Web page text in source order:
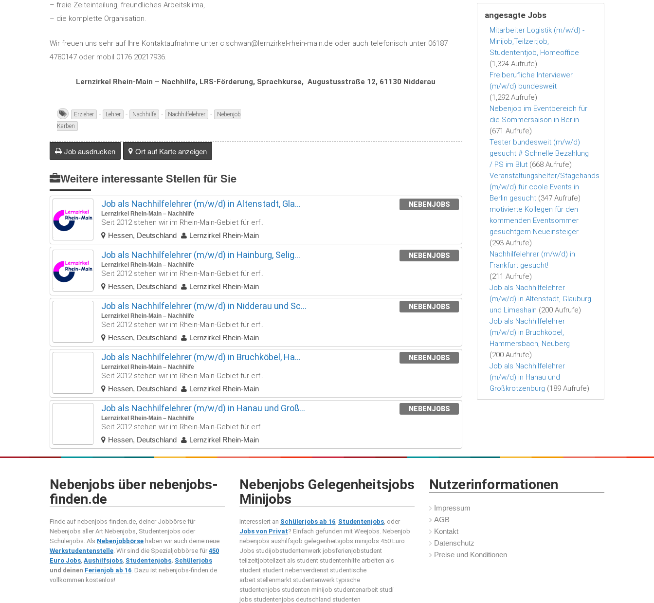
– freie Zeiteinteilung, freundliches Arbeitsklima,
– die komplette Organisation.
Wir freuen uns sehr auf Ihre Kontaktaufnahme unter c.schwan@lernzirkel-rhein-main.de oder auch telefonisch unter 06187
4780147 oder mobil 0176 20217936.
Lernzirkel Rhein-Main – Nachhilfe, LRS-Förderung, Sprachkurse, Augustusstraße 12, 61130 Nidderau
Erzieher - Lehrer - Nachhilfe - Nachhilfelehrer -
Nebenjob
Karben
Job ausdrucken Ort auf Karte anzeigen
Weitere interessante Stellen für Sie
Job als Nachhilfelehrer (m/w/d) in Altenstadt, Gla...
Lernzirkel Rhein-Main – Nachhilfe
NEBENJOBS
Seit 2012 stehen wir im Rhein-Main-Gebiet für erf..
Hessen, Deutschland Lernzirkel Rhein-Main
Job als Nachhilfelehrer (m/w/d) in Hainburg, Selig...
Lernzirkel Rhein-Main – Nachhilfe
NEBENJOBS
Seit 2012 stehen wir im Rhein-Main-Gebiet für erf..
Hessen, Deutschland Lernzirkel Rhein-Main
Job als Nachhilfelehrer (m/w/d) in Nidderau und Sc...
Lernzirkel Rhein-Main – Nachhilfe
NEBENJOBS
Seit 2012 stehen wir im Rhein-Main-Gebiet für erf..
Hessen, Deutschland Lernzirkel Rhein-Main
Job als Nachhilfelehrer (m/w/d) in Bruchköbel, Ha...
Lernzirkel Rhein-Main – Nachhilfe
NEBENJOBS
Seit 2012 stehen wir im Rhein-Main-Gebiet für erf..
Hessen, Deutschland Lernzirkel Rhein-Main
Job als Nachhilfelehrer (m/w/d) in Hanau und Groß...
Lernzirkel Rhein-Main – Nachhilfe
NEBENJOBS
Seit 2012 stehen wir im Rhein-Main-Gebiet für erf..
Hessen, Deutschland Lernzirkel Rhein-Main
angesagte Jobs
Mitarbeiter Logistik (m/w/d) -
Minijob,Teilzeitjob,
Studententjob, Homeoffice
(1,324 Aufrufe)
Freiberufliche Interviewer
(m/w/d) bundesweit
(1,292 Aufrufe)
Nebenjob im Eventbereich für
die Sommersaison in Berlin
(671 Aufrufe)
Tester bundesweit (m/w/d)
gesucht # Schnelle Bezahlung
/ PS im Blut(668 Aufrufe)
Veranstaltungshelfer/Stagehands
(m/w/d) für coole Events in
Berlin gesucht(347 Aufrufe)
motivierte Kollegen für den
kommenden Eventsommer
gesuchtgern Neueinsteiger
(293 Aufrufe)
Nachhilfelehrer (m/w/d) in
Frankfurt gesucht!
(211 Aufrufe)
Job als Nachhilfelehrer
(m/w/d) in Altenstadt, Glauburg
und Limeshain (200 Aufrufe)
Job als Nachhilfelehrer
(m/w/d) in Bruchköbel,
Hammersbach, Neuberg
(200 Aufrufe)
Job als Nachhilfelehrer
(m/w/d) in Hanau und
Großkrotzenburg (189 Aufrufe)
Nebenjobs über nebenjobs-
finden.de
Finde auf nebenjobs-finden.de, deiner Jobbörse für
Nebenjobs aller Art Nebenjobs, Studentenjobs oder
Schülerjobs. Als Nebenjobbörse haben wir auch deine neue
Werkstudentenstelle . Wir sind die Spezialjobbörse für 450
Euro Jobs Aushilfsjobs Studentenjobs, Schülerjobs
und deinen Ferienjob ab 16 . Dazu ist nebenjobs-finden.de
vollkommen kostenlos!
Nebenjobs Gelegenheitsjobs
Minijobs
Interessiert an Schülerjobs ab 16 Studentenjobs , oder
Jobs von Privat? Einfach gefunden mit Weejobs. Nebenjob
nebenjobs aushilfsjob gelegenheitsjobs minijobs 450 Euro
Jobs studijobstudentenwerk jobsferienjobstudent
teilzeitjobteilzeit als student studentenhilfe arbeiten als
student student nebenverdienst studentische
arbeit stellenmarkt studentenwerk typische
studentenjobs studenten minijob studentenarbeit studi
jobs studentenjobs deutschland studenten
Nutzerinformationen
Impressum
AGB
Kontakt
Datenschutz
Preise und Konditionen